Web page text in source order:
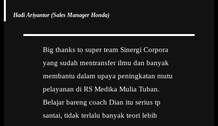
Hadi Ariyantor (Sales Manager Honda)
Big thanks to super team Sinergi Corpora
yang sudah mentransfer ilmu dan banyak
membantu dalam upaya peningkatan mutu
pelayanan di RS Medika Mulia Tuban.
Belajar bareng coach Dian itu serius tp
santai, tidak terlalu banyak teori lebih